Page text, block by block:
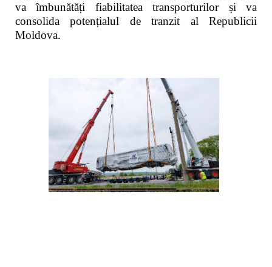
va îmbunătăți fiabilitatea transporturilor și va
consolida potențialul de tranzit al Republicii
Moldova.